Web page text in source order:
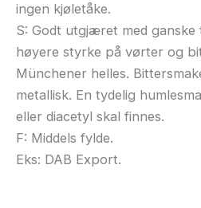
ingen kjøletåke.
S: Godt utgjæret med
høyere styrke på vørter og
Münchener helles.
metallisk. En tydelig
eller diacetyl skal finnes.
F: Middels fylde.
Eks: DAB Export.